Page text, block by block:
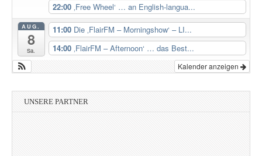
22:00 ‚Free Wheel‘ … an English-langua...
AUG.
8
Sa.
11:00 Die ‚FlairFM – Morningshow‘ – LI...
14:00 ‚FlairFM – Afternoon‘ … das Best...
Kalender anzeigen
UNSERE PARTNER